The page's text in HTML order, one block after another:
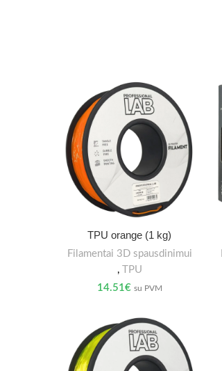
TPU orange (1 kg)
Filamentai 3D spausdinimui
, TPU
14.51€ su PVM